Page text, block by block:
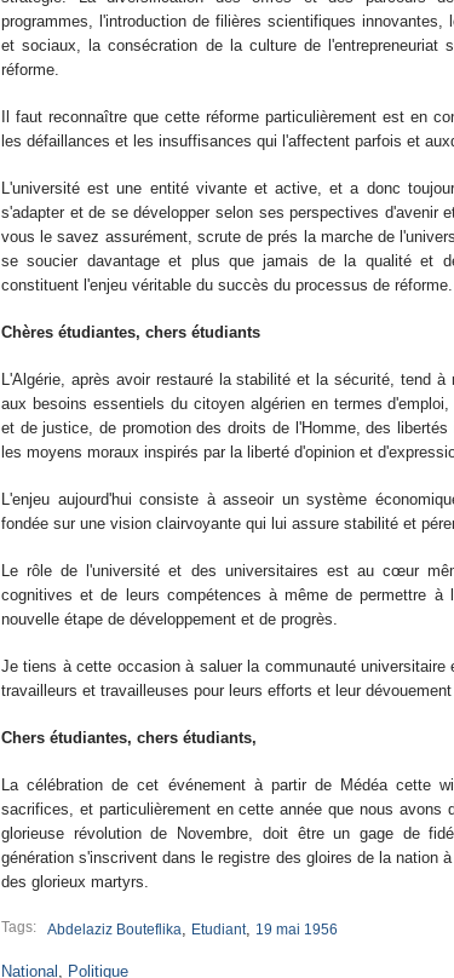
programmes, l'introduction de filières scientifiques
et sociaux, la consécration de la culture de l'entrepreneuriat
réforme.
Il faut reconnaître que cette réforme particulièrement est en
les défaillances et les insuffisances qui l'affectent parfois et
L'université est une entité vivante et active, et a donc
s'adapter et de se développer selon ses perspectives d'avenir
vous le savez assurément, scrute de prés la marche de
se soucier davantage et plus que jamais de la qualité et
constituent l'enjeu véritable du succès du processus de réforme.
Chères étudiantes, chers étudiants
L'Algérie, après avoir restauré la stabilité et la sécurité, tend à
aux besoins essentiels du citoyen algérien en termes
et de justice, de promotion des droits de l'Homme, des
les moyens moraux inspirés par la liberté d'opinion et
L'enjeu aujourd'hui consiste à asseoir un système
fondée sur une vision clairvoyante qui lui assure stabilité et
Le rôle de l'université et des universitaires est au cœur
cognitives et de leurs compétences à même de permettre
nouvelle étape de développement et de progrès.
Je tiens à cette occasion à saluer la communauté
travailleurs et travailleuses pour leurs efforts et leur
Chers étudiantes, chers étudiants,
La célébration de cet événement à partir de Médéa cette
sacrifices, et particulièrement en cette année que nous avons
glorieuse révolution de Novembre, doit être un gage de
génération s'inscrivent dans le registre des gloires de la nation
des glorieux martyrs.
Tags: Abdelaziz Bouteflika, Etudiant, 19 mai 1956
National , Politique